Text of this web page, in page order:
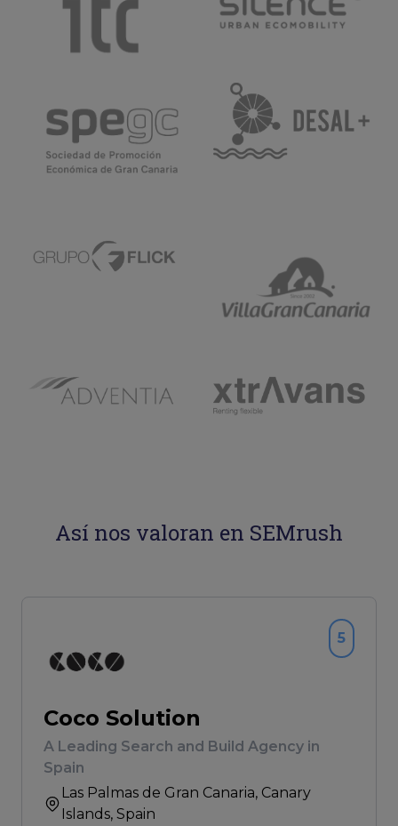
Así nos valoran en SEMrush
Coco Solution
A Leading Search and Build Agency in
Spain
Las Palmas de Gran Canaria, Canary
Islands, Spain
5